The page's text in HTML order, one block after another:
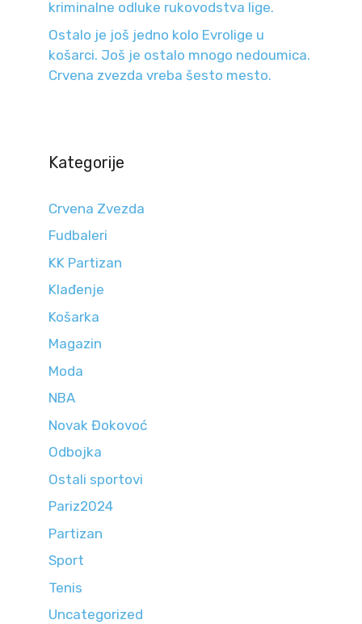
kriminalne odluke rukovodstva lige.
Ostalo je još jedno kolo Evrolige u
košarci. Još je ostalo mnogo nedoumica.
Crvena zvezda vreba šesto mesto.
Kategorije
Crvena Zvezda
Fudbaleri
KK Partizan
Klađenje
Košarka
Magazin
Moda
NBA
Novak Đokovoć
Odbojka
Ostali sportovi
Pariz2024
Partizan
Sport
Tenis
Uncategorized